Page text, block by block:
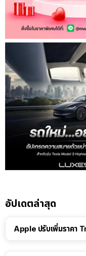
อัปเดตล่าสุด
Apple ปรับเพิ่มราคา